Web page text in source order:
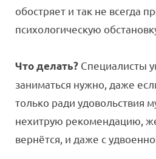
обостряет и так не всегда
психологическую
Что делать?Специалисты
заниматься нужно, даже
только ради удовольствия
нехитрую рекомендацию,
вернётся, и даже с